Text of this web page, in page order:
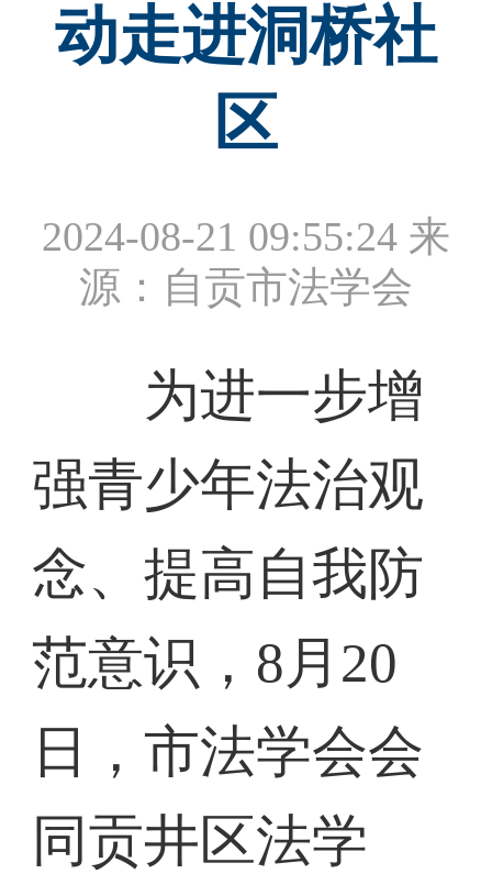
动走进洞桥社
区
2024-08-21 09:55:24 来
源：自贡市法学会
为进一步增
强青少年法治观
念、提高自我防
范意识，8月20
日，市法学会会
同贡井区法学